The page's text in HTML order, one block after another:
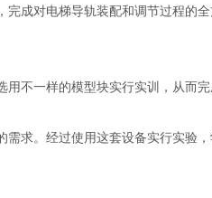
成对电梯导轨装配和调节过程的
不一样的模型块实行实训，从而完
求。经过使用这套设备实行实验